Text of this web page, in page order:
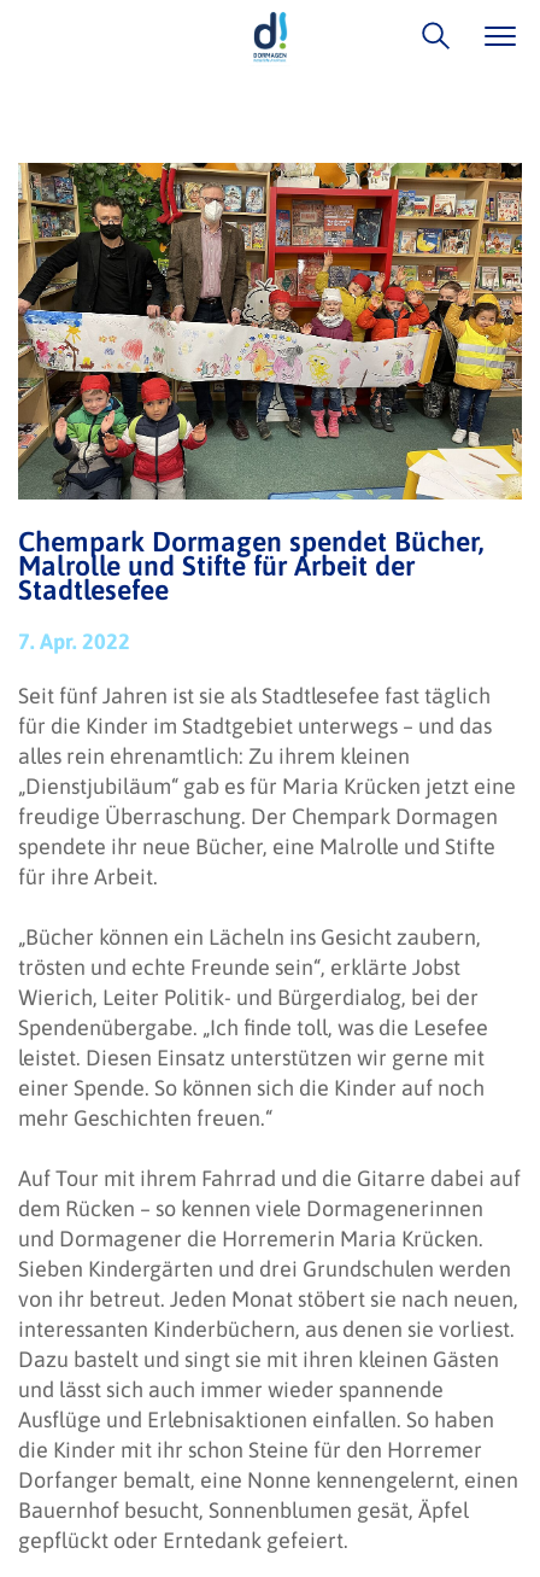
Chempark Dormagen spendet Bücher,
Malrolle und Stifte für Arbeit der
Stadtlesefee
7. Apr. 2022
Seit fünf Jahren ist sie als Stadtlesefee fast täglich
für die Kinder im Stadtgebiet unterwegs – und das
alles rein ehrenamtlich: Zu ihrem kleinen
„Dienstjubiläum“ gab es für Maria Krücken jetzt eine
freudige Überraschung. Der Chempark Dormagen
spendete ihr neue Bücher, eine Malrolle und Stifte
für ihre Arbeit.
„Bücher können ein Lächeln ins Gesicht zaubern,
trösten und echte Freunde sein“, erklärte Jobst
Wierich, Leiter Politik- und Bürgerdialog, bei der
Spendenübergabe. „Ich finde toll, was die Lesefee
leistet. Diesen Einsatz unterstützen wir gerne mit
einer Spende. So können sich die Kinder auf noch
mehr Geschichten freuen.“
Auf Tour mit ihrem Fahrrad und die Gitarre dabei auf
dem Rücken – so kennen viele Dormagenerinnen
und Dormagener die Horremerin Maria Krücken.
Sieben Kindergärten und drei Grundschulen werden
von ihr betreut. Jeden Monat stöbert sie nach neuen,
interessanten Kinderbüchern, aus denen sie vorliest.
Dazu bastelt und singt sie mit ihren kleinen Gästen
und lässt sich auch immer wieder spannende
Ausflüge und Erlebnisaktionen einfallen. So haben
die Kinder mit ihr schon Steine für den Horremer
Dorfanger bemalt, eine Nonne kennengelernt, einen
Bauernhof besucht, Sonnenblumen gesät, Äpfel
gepflückt oder Erntedank gefeiert.